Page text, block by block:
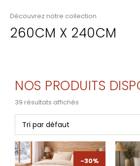
Découvrez notre collection
260CM X 240CM
NOS PRODUITS
39 résultats affichés
-30%